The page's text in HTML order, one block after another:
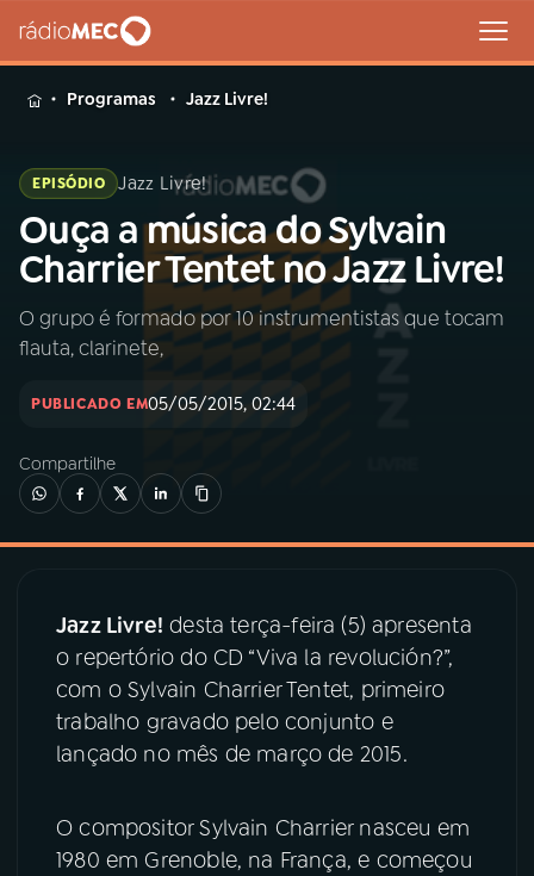
MENU
Buscar
na
Rádio
MEC
Buscar
Início
02A RÁDIO
04PROGRAMAS
05PODCASTS
06VIDEOCASTS
Programas Jazz Livre!
EPISÓDIO Jazz Livre!
Ouça a música do Sylvain
Charrier Tentet no Jazz Livre!
O grupo é formado por 10 instrumentistas que tocam
flauta, clarinete,
PUBLICADO EM05/05/2015, 02:44
Compartilhe
Jazz Livre! desta terça-feira (5) apresenta
o repertório do CD “Viva la revolución?”,
com o Sylvain Charrier Tentet, primeiro
trabalho gravado pelo conjunto e
lançado no mês de março de 2015.
O compositor Sylvain Charrier nasceu em
1980 em Grenoble, na França, e começou